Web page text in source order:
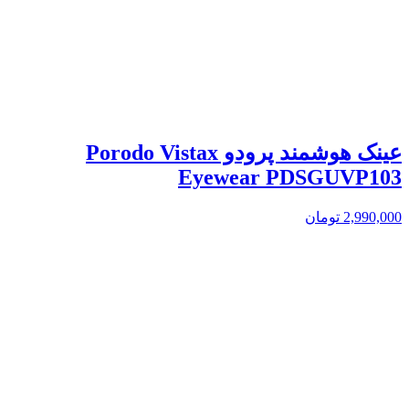
عینک هوشمند پرودو Porodo Vistax
Eyewear PDSGUVP103
2,990,000 تومان